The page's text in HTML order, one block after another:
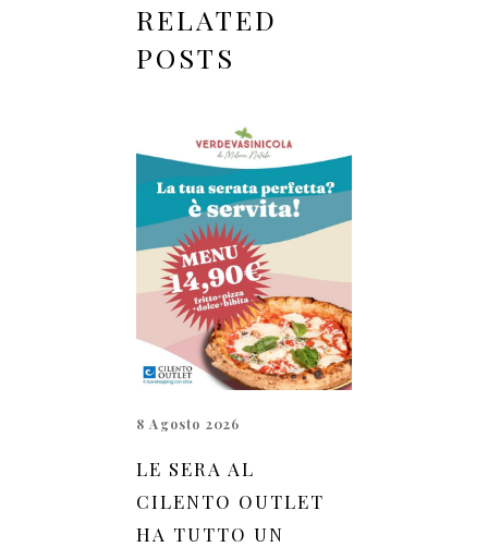
RELATED
POSTS
8 Agosto 2026
LE SERA AL
CILENTO OUTLET
HA TUTTO UN